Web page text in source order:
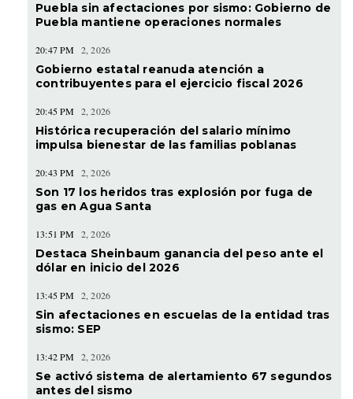
Puebla sin afectaciones por sismo: Gobierno de
Puebla mantiene operaciones normales
20:47 PM 2, 2026
Gobierno estatal reanuda atención a
contribuyentes para el ejercicio fiscal 2026
20:45 PM 2, 2026
Histórica recuperación del salario mínimo
impulsa bienestar de las familias poblanas
20:43 PM 2, 2026
Son 17 los heridos tras explosión por fuga de
gas en Agua Santa
13:51 PM 2, 2026
Destaca Sheinbaum ganancia del peso ante el
dólar en inicio del 2026
13:45 PM 2, 2026
Sin afectaciones en escuelas de la entidad tras
sismo: SEP
13:42 PM 2, 2026
Se activó sistema de alertamiento 67 segundos
antes del sismo